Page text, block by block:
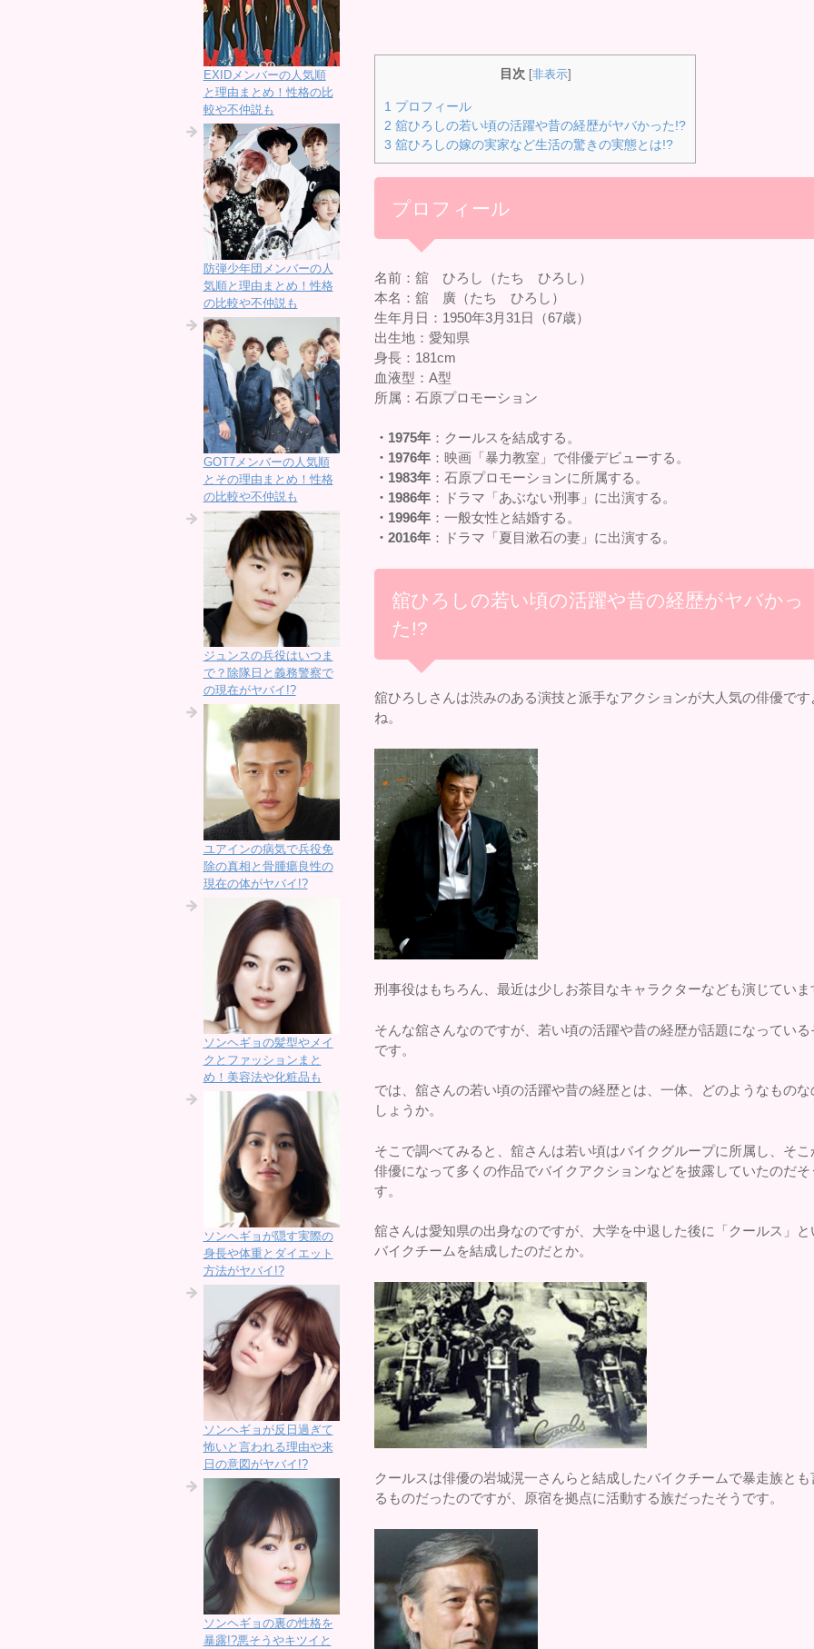
目次 [非表示]
1 プロフィール
2 舘ひろしの若い頃の活躍や昔の経歴がヤバかった!?
3 舘ひろしの嫁の実家など生活の驚きの実態とは!?
プロフィール
名前：舘 ひろし（たち ひろし）
本名：舘 廣（たち ひろし）
生年月日：1950年3月31日（67歳）
出生地：愛知県
身長：181cm
血液型：A型
所属：石原プロモーション
・1975年 ：クールスを結成する。
・1976年 ：映画「暴力教室」で俳優デビューする。
・1983年 ：石原プロモーションに所属する。
・1986年 ：ドラマ「あぶない刑事」に出演する。
・1996年 ：一般女性と結婚する。
・2016年 ：ドラマ「夏目漱石の妻」に出演する。
舘ひろしの若い頃の活躍や昔の経歴がヤバかっ
た!?
舘ひろしさんは渋みのある演技と派手なアクションが大人気の俳優です
ね。
刑事役はもちろん、最近は少しお茶目なキャラクターなども演じていま
そんな舘さんなのですが、若い頃の活躍や昔の経歴が話題になっている
です。
では、舘さんの若い頃の活躍や昔の経歴とは、一体、どのようなものな
しょうか。
そこで調べてみると、舘さんは若い頃はバイクグループに所属し、そこ
俳優になって多くの作品でバイクアクションなどを披露していたのだそ
す。
舘さんは愛知県の出身なのですが、大学を中退した後に「クールス」と
バイクチームを結成したのだとか。
クールスは俳優の岩城滉一さんらと結成したバイクチームで暴走族とも
るものだったのですが、原宿を拠点に活動する族だったそうです。
EXIDメンバーの人気順
と理由まとめ！性格の比
較や不仲説も
防弾少年団メンバーの人
気順と理由まとめ！性格
の比較や不仲説も
GOT7メンバーの人気順
とその理由まとめ！性格
の比較や不仲説も
ジュンスの兵役はいつま
で？除隊日と義務警察で
の現在がヤバイ!?
ユアインの病気で兵役免
除の真相と骨腫瘍良性の
現在の体がヤバイ!?
ソンヘギョの髪型やメイ
クとファッションまと
め！美容法や化粧品も
ソンヘギョが隠す実際の
身長や体重とダイエット
方法がヤバイ!?
ソンヘギョが反日過ぎて
怖いと言われる理由や来
日の意図がヤバイ!?
ソンヘギョの裏の性格を
暴露!?悪そうやキツイと